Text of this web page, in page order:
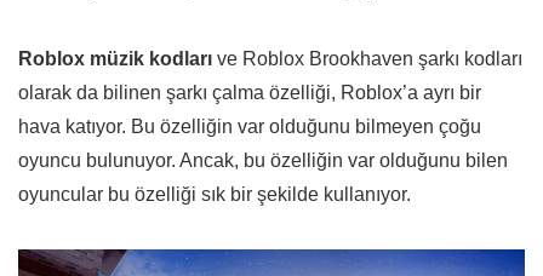
Roblox müzik kodları ve Roblox Brookhaven şarkı kodları
olarak da bilinen şarkı çalma özelliği, Roblox’a ayrı bir
hava katıyor. Bu özelliğin var olduğunu bilmeyen çoğu
oyuncu bulunuyor. Ancak, bu özelliğin var olduğunu bilen
oyuncular bu özelliği sık bir şekilde kullanıyor.